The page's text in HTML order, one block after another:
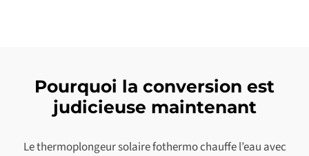
Pourquoi la conversion est
judicieuse maintenant
Le thermoplongeur solaire fothermo chauffe l’eau avec